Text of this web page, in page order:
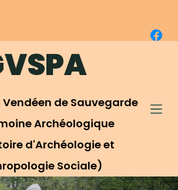
de Sauvegarde
Archéologique
d'Archéologie et
Sociale)